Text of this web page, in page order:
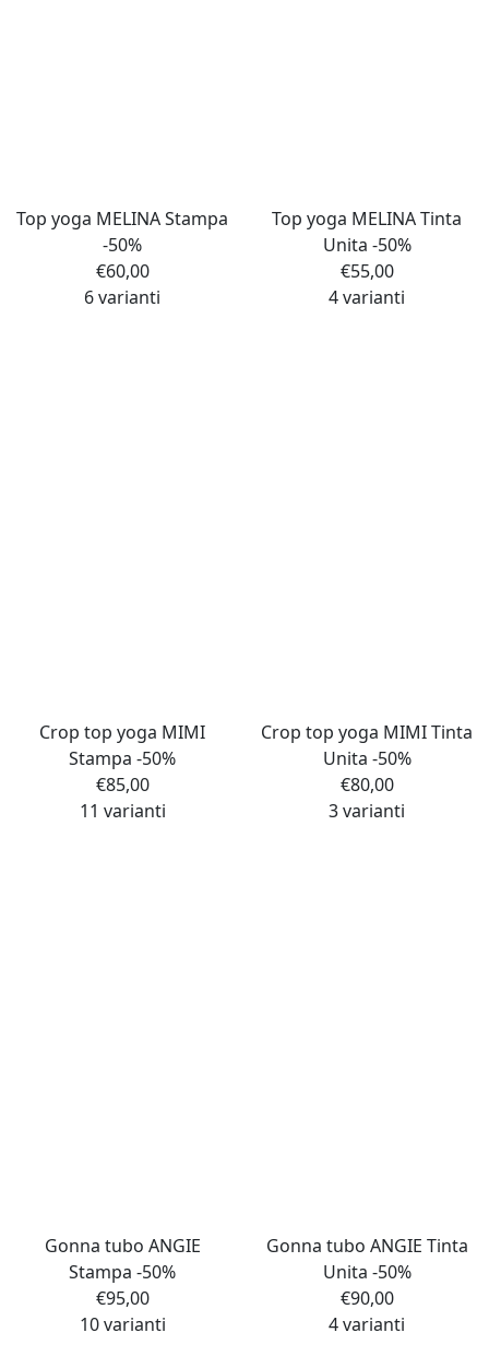
Top yoga MELINA Stampa
-50%
6 varianti
€60,00
Top yoga MELINA Tinta
Unita -50%
4 varianti
€55,00
Crop top yoga MIMI
Stampa -50%
11 varianti
€85,00
Crop top yoga MIMI Tinta
Unita -50%
3 varianti
€80,00
Gonna tubo ANGIE
Stampa -50%
10 varianti
€95,00
Gonna tubo ANGIE Tinta
Unita -50%
4 varianti
€90,00